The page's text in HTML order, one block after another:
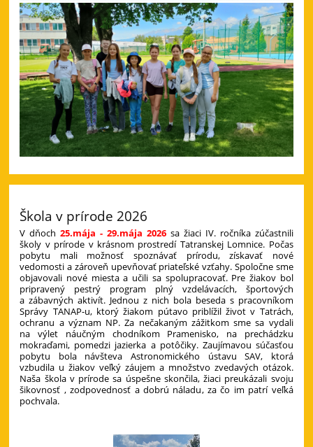
Škola v prírode 2026
V dňoch25.mája - 29.mája 2026 sa žiaci IV. ročníka zúčastnili
školy v prírode v krásnom prostredí Tatranskej Lomnice. Počas
pobytu mali možnosť spoznávať prírodu, získavať nové
vedomosti a zároveň upevňovať priateľské vzťahy. Spoločne sme
objavovali nové miesta a učili sa spolupracovať. Pre žiakov bol
pripravený pestrý program plný vzdelávacích, športových
a zábavných aktivít. Jednou z nich bola beseda s pracovníkom
Správy TANAP-u, ktorý žiakom pútavo priblížil život v Tatrách,
ochranu a význam NP. Za nečakaným zážitkom sme sa vydali
na výlet náučným chodníkom Pramenisko, na prechádzku
mokraďami, pomedzi jazierka a potôčiky. Zaujímavou súčasťou
pobytu bola návšteva Astronomického ústavu SAV, ktorá
vzbudila u žiakov veľký záujem a množstvo zvedavých otázok.
Naša škola v prírode sa úspešne skončila, žiaci preukázali svoju
šikovnosť , zodpovednosť a dobrú náladu, za čo im patrí veľká
pochvala.